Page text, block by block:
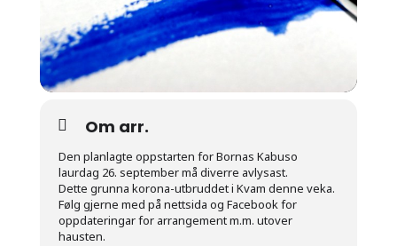
Om arr.
Den planlagte oppstarten for Bornas Kabuso
laurdag 26. september må diverre avlysast.
Dette grunna korona-utbruddet i Kvam denne veka.
Følg gjerne med på nettsida og Facebook for
oppdateringar for arrangement m.m. utover
hausten.